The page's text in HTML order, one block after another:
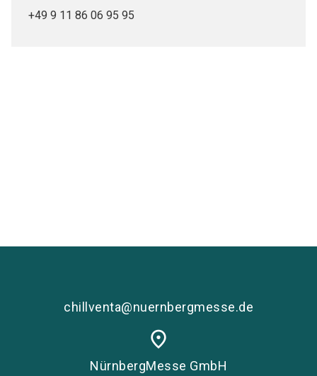
+49 9 11 86 06 95 95
chillventa@nuernbergmesse.de
place
NürnbergMesse GmbH